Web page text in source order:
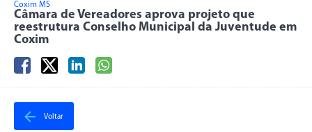
Coxim MS
Câmara de Vereadores aprova projeto que
reestrutura Conselho Municipal da Juventude em
Coxim
Voltar